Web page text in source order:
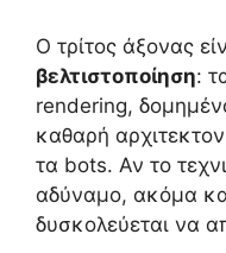
Ο τρίτος άξονας
βελτιστοποίηση:
rendering,
καθαρή
τα bots. Αν το
αδύναμο, ακόμα
δυσκολεύεται να